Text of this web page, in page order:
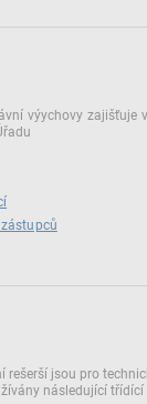
výychovy zajišťuje
rešerší jsou pro
následující třídící